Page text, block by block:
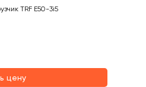
TRF E50-3i5
цену